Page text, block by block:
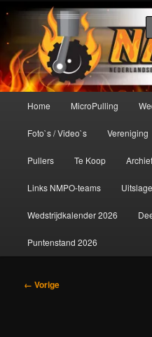
primaire
inhoudNederlandse
Organisatie
De meest krachtige
Home MicroPulling
Foto`s / Video`s Vereniging
Pullers Te Koop Archief
Links NMPO-teams
Wedstrijdkalender 2026
Puntenstand 2026
Afbeeldingsnavigatie
← Vorige